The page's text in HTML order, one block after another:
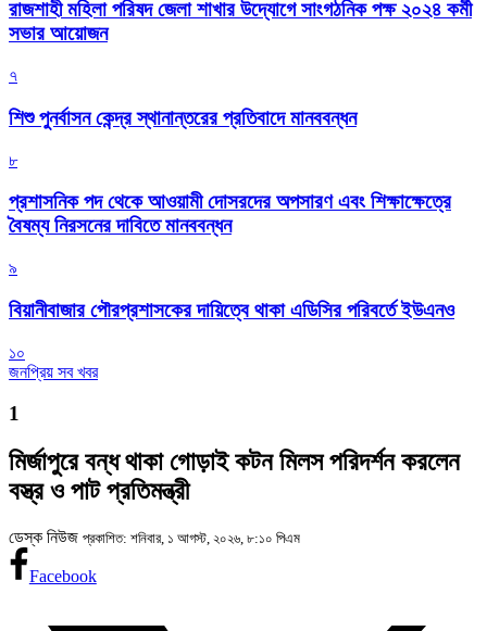
রাজশাহী মহিলা পরিষদ জেলা শাখার উদ্যোগে সাংগঠনিক পক্ষ ২০২৪ কর্মী
সভার আয়োজন
৭
শিশু পুনর্বাসন কেন্দ্র স্থানান্তরের প্রতিবাদে মানববন্ধন
৮
প্রশাসনিক পদ থেকে আওয়ামী দোসরদের অপসারণ এবং শিক্ষাক্ষেত্রে
বৈষম্য নিরসনের দাবিতে মানববন্ধন
৯
বিয়ানীবাজার পৌরপ্রশাসকের দায়িত্বে থাকা এডিসির পরিবর্তে ইউএনও
১০
জনপ্রিয় সব খবর
1
মির্জাপুরে বন্ধ থাকা গোড়াই কটন মিলস পরিদর্শন করলেন
বস্ত্র ও পাট প্রতিমন্ত্রী
ডেস্ক নিউজ প্রকাশিত: শনিবার, ১ আগস্ট, ২০২৬, ৮:১০ পিএম
Facebook